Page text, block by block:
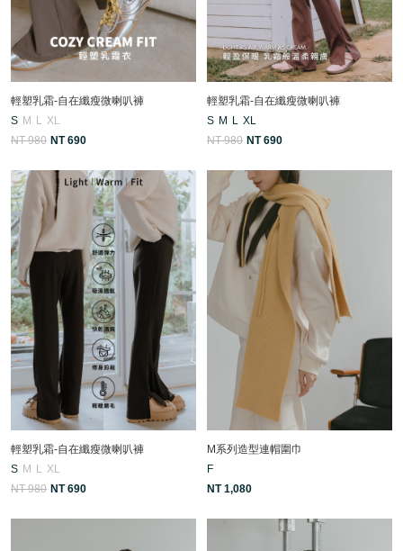
輕塑乳霜-自在纖瘦微喇叭褲
S M L XL
NT 980 NT 690
輕塑乳霜-自在纖瘦微喇叭褲
S M L XL
NT 980 NT 690
輕塑乳霜-自在纖瘦微喇叭褲
S M L XL
NT 980 NT 690
M系列造型連帽圍巾
F
NT 1,080